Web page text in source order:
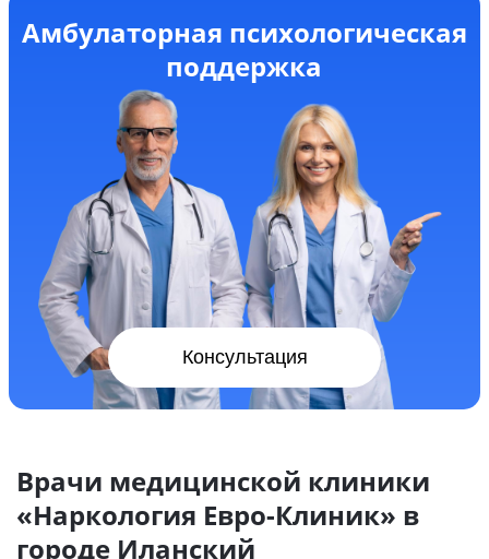
Амбулаторная психологическая
поддержка
Консультация
Врачи медицинской клиники
«Наркология Евро-Клиник» в
городе Иланский